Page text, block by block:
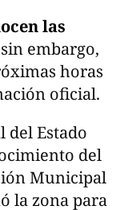
las
embargo,
horas
oficial.
del Estado
del
Municipal
la zona para